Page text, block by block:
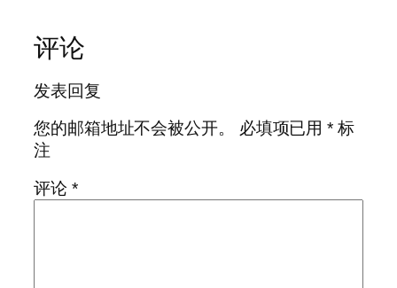
评论
发表回复
您的邮箱地址不会被公开。
必填项已用* 标
注
评论 *